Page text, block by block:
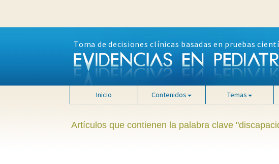
Toma de decisiones clínicas basadas en pruebas
Inicio Contenidos Temas
Artículos que contienen la palabra clave